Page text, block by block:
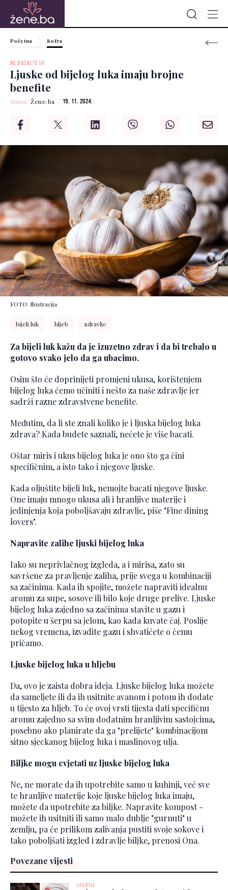
Početna Sofra
NE BACAJTE IH
Ljuske od bijelog luka imaju brojne
benefite
Autor:Žene.ba 19. 11. 2024.
FOTO: Ilustracija
bijeli luk hljeb zdravlje
Za bijeli luk kažu da je izuzetno zdrav i da bi trebalo u
gotovo svako jelo da ga ubacimo.
Osim što će doprinijeti promjeni ukusa, korištenjem
bijelog luka ćemo učiniti i nešto za naše zdravlje jer
sadrži razne zdravstvene benefite.
Međutim, da li ste znali koliko je i ljuska bijelog luka
zdrava? Kada budete saznali, nećete je više bacati.
Oštar miris i ukus bijelog luka je ono što ga čini
specifičnim, a isto tako i njegove ljuske.
Kada oljuštite bijeli luk, nemojte bacati njegove ljuske.
One imaju mnogo ukusa ali i hranljive materije i
jedinjenja koja poboljšavaju zdravlje, piše "Fine dining
lovers".
Napravite zalihe ljuski bijelog luka
Iako su neprivlačnog izgleda, a i mirisa, zato su
savršene za pravljenje zaliha, prije svega u kombinaciji
sa začinima. Kada ih spojite, možete napraviti idealnu
aromu za supe, sosove ili bilo koje druge prelive. Ljuske
bijelog luka zajedno sa začinima stavite u gazu i
potopite u šerpu sa jelom, kao kada kuvate čaj. Poslije
nekog vremena, izvadite gazu i shvatićete o čemu
pričamo.
Ljuske bijelog luka u hljebu
Da, ovo je zaista dobra ideja. Ljuske bijelog luka možete
da sameljete ili da ih usitnite avanom i potom ih dodate
u tijesto za hljeb. To će ovoj vrsti tijesta dati specifičnu
aromu zajedno sa svim dodatnim hranljivim sastojcima,
posebno ako planirate da ga "prelijete" kombinacijom
sitno sjeckanog bijelog luka i maslinovog ulja.
Biljke mogu cvjetati uz ljuske bijelog luka
Ne, ne morate da ih upotrebite samo u kuhinji, već sve
te hranljive materije koje ljuske bijelog luka imaju,
možete da upotrebite za biljke. Napravite kompost -
možete ih usitniti ili samo malo dublje "gurnuti" u
zemlju, pa će prilikom zalivanja pustiti svoje sokove i
tako poboljšati izgled i zdravlje biljke, prenosi Ona.
Povezane vijesti
LIFESTYLE